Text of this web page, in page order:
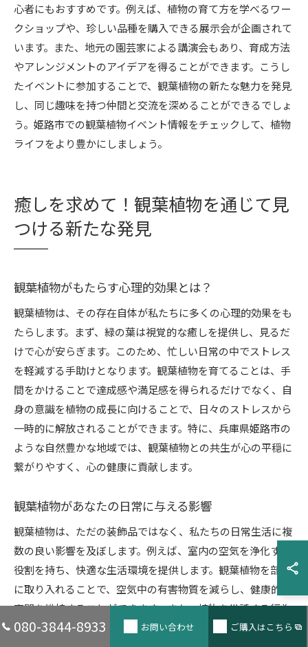
心者にもおすすめです。例えば、植物の育て方を学べるワー
クショップや、珍しい品種を購入できる展示会が企画されて
います。また、地元の園芸家による講演会もあり、育成方法
やアレンジメントのアイデアを得ることができます。こうし
たイベントに参加することで、観葉植物の新たな魅力を発見
し、同じ趣味を持つ仲間と交流を深めることができるでしょ
う。姫路市での観葉植物イベント情報をチェックして、植物
ライフをより豊かにしましょう。
癒しを求めて！観葉植物を通じて見
つける新たな発見
観葉植物がもたらす心理的効果とは？
観葉植物は、その存在自体が私たちに多くの心理的効果をも
たらします。まず、緑の葉は視覚的な癒しを提供し、見るだ
けで心が安らぎます。このため、忙しい日常の中でストレス
を軽減する手助けとなります。観葉植物を育てることは、手
間をかけることで達成感や満足感を得られるだけでなく、自
身の意識を植物の成長に向けることで、日々のストレスから
一時的に解放されることができます。特に、兵庫県姫路市の
ような自然豊かな地域では、観葉植物との共生が心の平穏に
繋がりやすく、心の健康に貢献します。
観葉植物があなたの日常に与える影響
観葉植物は、ただの装飾品ではなく、私たちの日常生活に複
数の良い影響を及ぼします。例えば、室内の空気を浄化する
役割を持ち、快適な生活環境を提供します。観葉植物を部屋
に取り入れることで、空気中の有害物質を減らし、健康的な
空間を維持することができます。また、植物を世話する行為
そのものが日課となり、生活にリズムと目的を与えてくれま
080-3844-8933 お問い合わせ ご購入はこちら